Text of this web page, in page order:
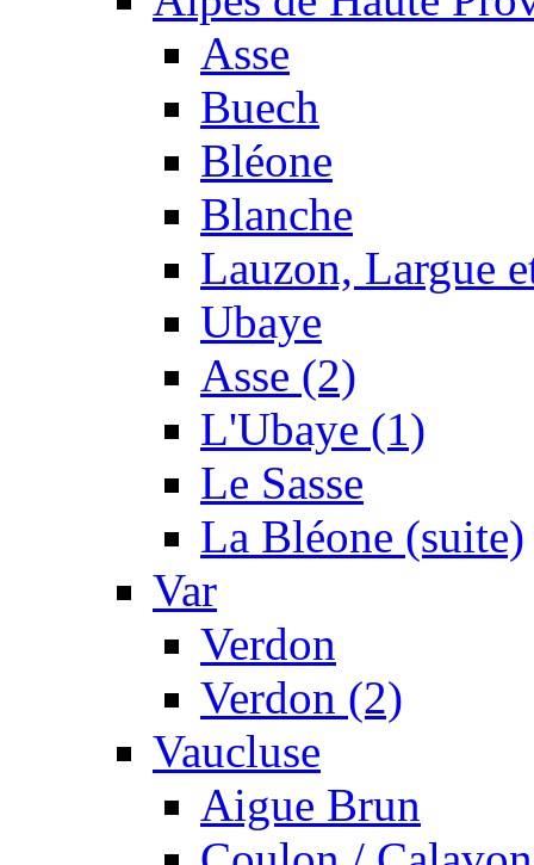
Asse
Buech
Bléone
Blanche
Lauzon, Largue
Ubaye
Asse (2)
L'Ubaye (1)
Le Sasse
La Bléone (suite)
Var
Verdon
Verdon (2)
Vaucluse
Aigue Brun